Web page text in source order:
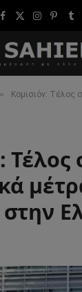
Facebook
X
Instagram
» Κομισιόν: Τέλος στα
Τέλος
στην